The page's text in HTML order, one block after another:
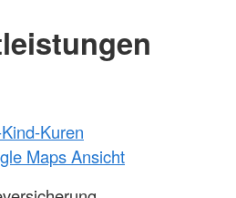
Kuren
Maps Ansicht